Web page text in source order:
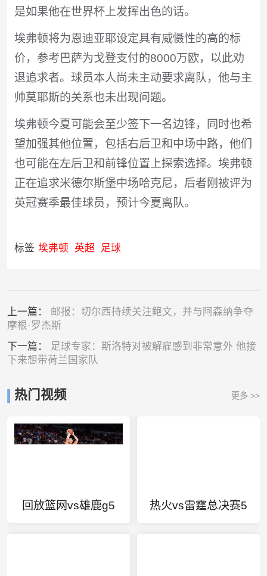
是如果他在世界杯上发挥出色的话。
埃弗顿将为恩迪亚耶设定具有威慑性的高的标
价，参考巴萨为戈登支付的8000万欧，以此劝
退追求者。球员本人尚未主动要求离队，他与主
帅莫耶斯的关系也未出现问题。
埃弗顿今夏可能会至少签下一名边锋，同时也希
望加强其他位置，包括右后卫和中场中路，他们
也可能在左后卫和前锋位置上探索选择。埃弗顿
正在追求米德尔斯堡中场哈克尼，后者刚被评为
英冠赛季最佳球员，预计今夏离队。
标签 埃弗顿 英超 足球
上一篇：
邮报：切尔西持续关注鲍文，并与阿森纳争夺
摩根·罗杰斯
下一篇： 足球专家：斯洛特对被解雇感到非常意外 他接
下来想带荷兰国家队
热门视频 更多 >>
回放篮网vs雄鹿g5 热火vs雷霆总决赛5